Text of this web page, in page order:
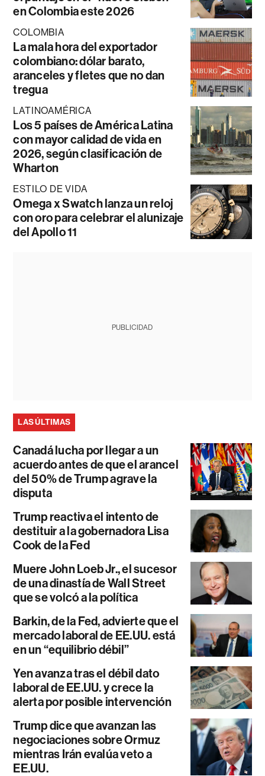
en Colombia este 2026
COLOMBIA
La mala hora del exportador
colombiano: dólar barato,
aranceles y fletes que no dan
tregua
LATINOAMÉRICA
Los 5 países de América Latina
con mayor calidad de vida en
2026, según clasificación de
Wharton
ESTILO DE VIDA
Omega x Swatch lanza un reloj
con oro para celebrar el alunizaje
del Apollo 11
PUBLICIDAD
LAS ÚLTIMAS
Canadá lucha por llegar a un
acuerdo antes de que el arancel
del 50% de Trump agrave la
disputa
Trump reactiva el intento de
destituir a la gobernadora Lisa
Cook de la Fed
Muere John Loeb Jr., el sucesor
de una dinastía de Wall Street
que se volcó a la política
Barkin, de la Fed, advierte que el
mercado laboral de EE.UU. está
en un “equilibrio débil”
Yen avanza tras el débil dato
laboral de EE.UU. y crece la
alerta por posible intervención
Trump dice que avanzan las
negociaciones sobre Ormuz
mientras Irán evalúa veto a
EE.UU.